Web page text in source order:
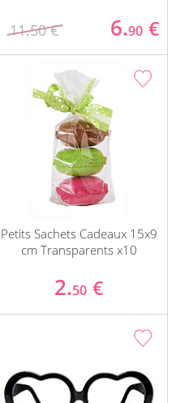
11.50 € 6.90 €
Petits Sachets Cadeaux 15x9
cm Transparents x10
2.50 €